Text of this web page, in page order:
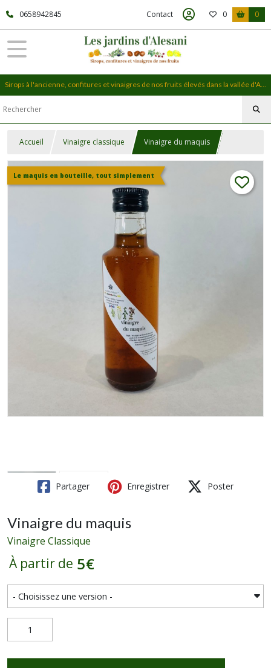
0658942845 Contact 0 0
Sirops à l'ancienne, confitures et vinaigres de nos fruits élevés dans la vallée d'Alesani, en Haute-Corse
Accueil Vinaigre classique Vinaigre du maquis
Le maquis en bouteille, tout simplement
Partager Enregistrer Poster
Vinaigre du maquis
Vinaigre Classique
À partir de 5€